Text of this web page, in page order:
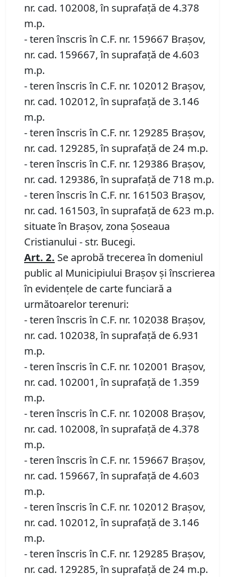
nr. cad. 102008, în suprafață de 4.378
m.p.
- teren înscris în C.F. nr. 159667 Brașov,
nr. cad. 159667, în suprafață de 4.603
m.p.
- teren înscris în C.F. nr. 102012 Brașov,
nr. cad. 102012, în suprafață de 3.146
m.p.
- teren înscris în C.F. nr. 129285 Brașov,
nr. cad. 129285, în suprafață de 24 m.p.
- teren înscris în C.F. nr. 129386 Brașov,
nr. cad. 129386, în suprafață de 718 m.p.
- teren înscris în C.F. nr. 161503 Brașov,
nr. cad. 161503, în suprafață de 623 m.p.
situate în Braşov, zona Șoseaua
Cristianului - str. Bucegi.
Art. 2. Se aprobă trecerea în domeniul
public al Municipiului Braşov şi înscrierea
în evidenţele de carte funciară a
următoarelor terenuri:
- teren înscris în C.F. nr. 102038 Brașov,
nr. cad. 102038, în suprafață de 6.931
m.p.
- teren înscris în C.F. nr. 102001 Brașov,
nr. cad. 102001, în suprafață de 1.359
m.p.
- teren înscris în C.F. nr. 102008 Brașov,
nr. cad. 102008, în suprafață de 4.378
m.p.
- teren înscris în C.F. nr. 159667 Brașov,
nr. cad. 159667, în suprafață de 4.603
m.p.
- teren înscris în C.F. nr. 102012 Brașov,
nr. cad. 102012, în suprafață de 3.146
m.p.
- teren înscris în C.F. nr. 129285 Brașov,
nr. cad. 129285, în suprafață de 24 m.p.